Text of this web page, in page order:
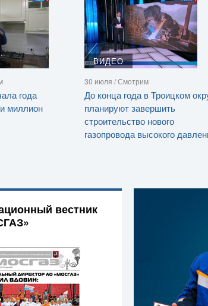
года
миллион
ВИДЕО
30 июля / Смотрим
До конца года в Троицком
планируют завершить
строительство нового
газопровода высокого
вестник